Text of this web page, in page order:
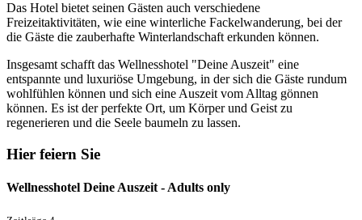
Das Hotel bietet seinen Gästen auch verschiedene
Freizeitaktivitäten, wie eine winterliche Fackelwanderung, bei der
die Gäste die zauberhafte Winterlandschaft erkunden können.
Insgesamt schafft das Wellnesshotel "Deine Auszeit" eine
entspannte und luxuriöse Umgebung, in der sich die Gäste rundum
wohlfühlen können und sich eine Auszeit vom Alltag gönnen
können. Es ist der perfekte Ort, um Körper und Geist zu
regenerieren und die Seele baumeln zu lassen.
Hier feiern Sie
Wellnesshotel Deine Auszeit - Adults only